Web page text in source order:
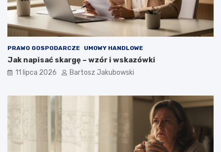
PRAWO GOSPODARCZE UMOWY HANDLOWE
Jak napisać skargę – wzór i wskazówki
11 lipca 2026 Bartosz Jakubowski